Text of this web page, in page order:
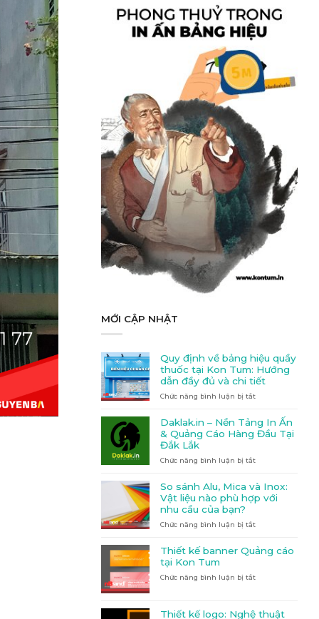
MỚI CẬP NHẬT
Quy định về bảng hiệu quầy
thuốc tại Kon Tum: Hướng
dẫn đầy đủ và chi tiết
Chức năng bình luận bị tắt
về
bảng
tại
Kon
Tum:
đủ
và
Daklak.in – Nền Tảng In Ấn
& Quảng Cáo Hàng Đầu Tại
Đắk Lắk
Chức năng bình luận bị tắt
–
Nền
Tảng
Quảng
Cáo
Lắk
So sánh Alu, Mica và Inox:
Vật liệu nào phù hợp với
nhu cầu của bạn?
Chức năng bình luận bị tắt
sánh
Alu,
liệu
Thiết kế banner Quảng cáo
tại Kon Tum
Chức năng bình luận bị tắt
banner
Thiết kế logo: Nghệ thuật